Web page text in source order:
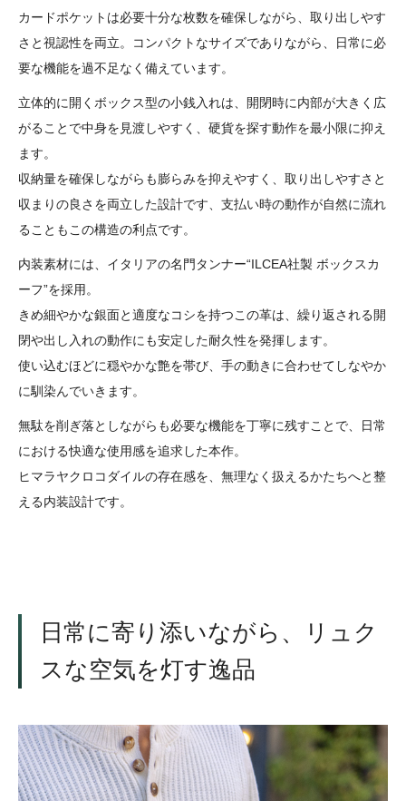
カードポケットは必要十分な枚数を確保しながら、取り出しやす
さと視認性を両立。コンパクトなサイズでありながら、日常に必
要な機能を過不足なく備えています。
立体的に開くボックス型の小銭入れは、開閉時に内部が大きく広
がることで中身を見渡しやすく、硬貨を探す動作を最小限に抑え
ます。
収納量を確保しながらも膨らみを抑えやすく、取り出しやすさと
収まりの良さを両立した設計です、支払い時の動作が自然に流れ
ることもこの構造の利点です。
内装素材には、イタリアの名門タンナー“ILCEA社製 ボックスカ
ーフ”を採用。
きめ細やかな銀面と適度なコシを持つこの革は、繰り返される開
閉や出し入れの動作にも安定した耐久性を発揮します。
使い込むほどに穏やかな艶を帯び、手の動きに合わせてしなやか
に馴染んでいきます。
無駄を削ぎ落としながらも必要な機能を丁寧に残すことで、日常
における快適な使用感を追求した本作。
ヒマラヤクロコダイルの存在感を、無理なく扱えるかたちへと整
える内装設計です。
日常に寄り添いながら、リュク
スな空気を灯す逸品